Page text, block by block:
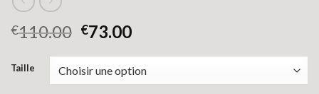
€110.00 €73.00
Taille